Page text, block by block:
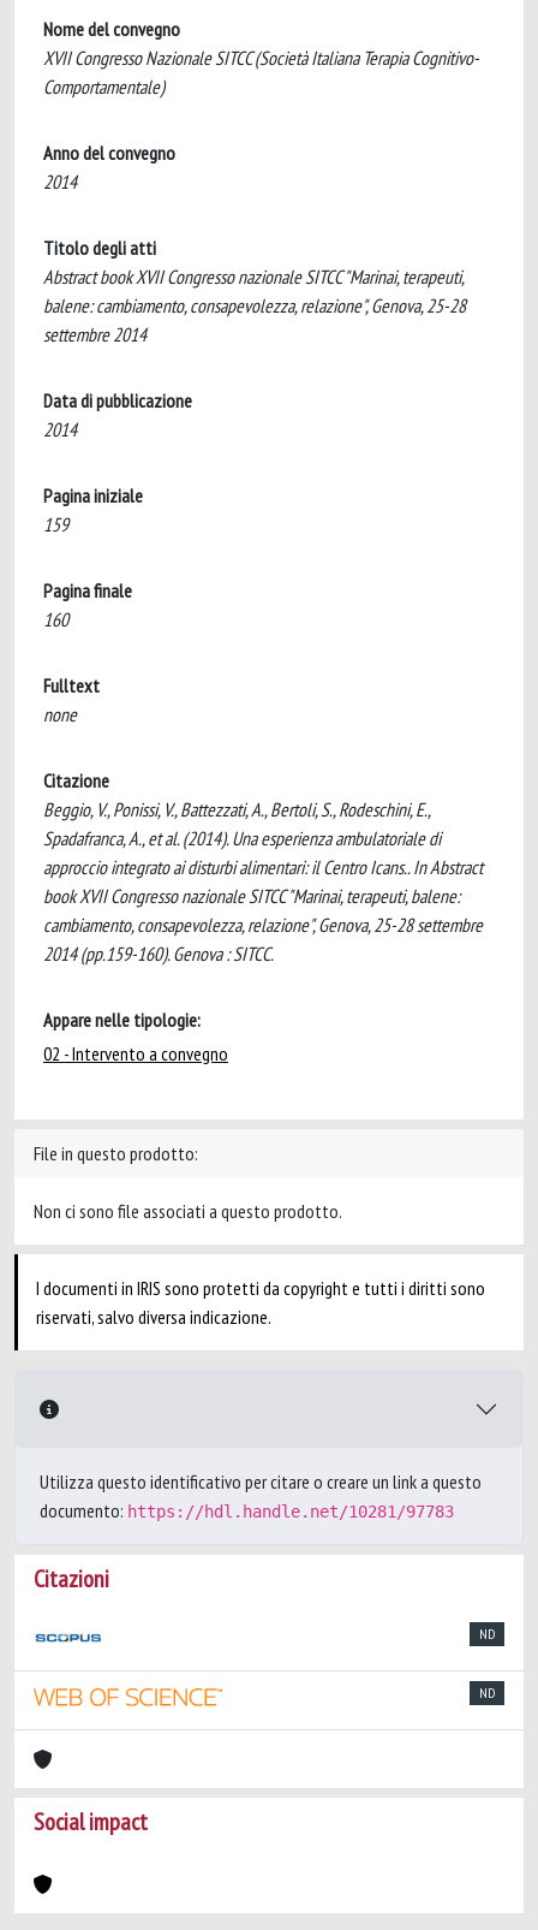
Nome del convegno
XVII Congresso Nazionale SITCC (Società Italiana Terapia Cognitivo-
Comportamentale)
Anno del convegno
2014
Titolo degli atti
Abstract book XVII Congresso nazionale SITCC "Marinai, terapeuti,
balene: cambiamento, consapevolezza, relazione", Genova, 25-28
settembre 2014
Data di pubblicazione
2014
Pagina iniziale
159
Pagina finale
160
Fulltext
none
Citazione
Beggio, V., Ponissi, V., Battezzati, A., Bertoli, S., Rodeschini, E.,
Spadafranca, A., et al. (2014). Una esperienza ambulatoriale di
approccio integrato ai disturbi alimentari: il Centro Icans.. In Abstract
book XVII Congresso nazionale SITCC "Marinai, terapeuti, balene:
cambiamento, consapevolezza, relazione", Genova, 25-28 settembre
2014 (pp.159-160). Genova : SITCC.
Appare nelle tipologie:
02 - Intervento a convegno
File in questo prodotto:
Non ci sono file associati a questo prodotto.
I documenti in IRIS sono protetti da copyright e tutti i diritti sono
riservati, salvo diversa indicazione.
Utilizza questo identificativo per citare o creare un link a questo
documento: https://hdl.handle.net/10281/97783
Citazioni
ND
ND
Social impact